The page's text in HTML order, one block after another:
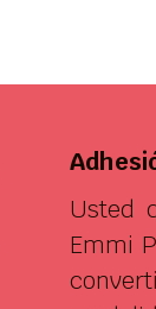
Usted
Emmi